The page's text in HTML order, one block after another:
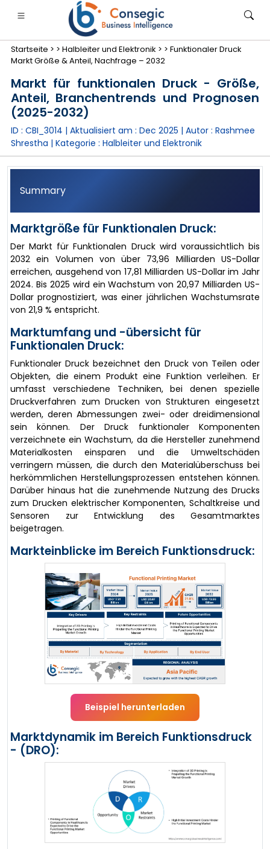
Finanzdienstleistungen und Versicherungen
• Konsumgüter
• Fallstudien
Startseite > > Halbleiter und Elektronik > > Funktionaler Druck
Markt Größe & Anteil, Nachfrage – 2032
Markt für funktionalen Druck - Größe,
Anteil, Branchentrends und Prognosen
(2025-2032)
ID : CBI_3014 | Aktualisiert am : Dec 2025 | Autor : Rashmee
Shrestha | Kategorie : Halbleiter und Elektronik
Summary
Marktgröße für Funktionalen Druck:
Der Markt für Funktionalen Druck wird voraussichtlich bis
2032 ein Volumen von über 73,96 Milliarden US-Dollar
erreichen, ausgehend von 17,81 Milliarden US-Dollar im Jahr
2024. Bis 2025 wird ein Wachstum von 20,97 Milliarden US-
Dollar prognostiziert, was einer jährlichen Wachstumsrate
von 21,9 % entspricht.
Marktumfang und -übersicht für
Funktionalen Druck:
Funktionaler Druck bezeichnet den Druck von Teilen oder
Objekten, die einem Produkt eine Funktion verleihen. Er
umfasst verschiedene Techniken, bei denen spezielle
Druckverfahren zum Drucken von Strukturen eingesetzt
werden, deren Abmessungen zwei- oder dreidimensional
sein können. Der Druck funktionaler Komponenten
verzeichnete ein Wachstum, da die Hersteller zunehmend
Materialkosten einsparen und die Umweltschäden
verringern müssen, die durch den Materialüberschuss bei
herkömmlichen Herstellungsprozessen entstehen können.
Darüber hinaus hat die zunehmende Nutzung des Drucks
zum Drucken elektrischer Komponenten, Schaltkreise und
Sensoren zur Entwicklung des Gesamtmarktes
beigetragen.
Markteinblicke im Bereich Funktionsdruck:
Beispiel herunterladen
Marktdynamik im Bereich Funktionsdruck
- (DRO):